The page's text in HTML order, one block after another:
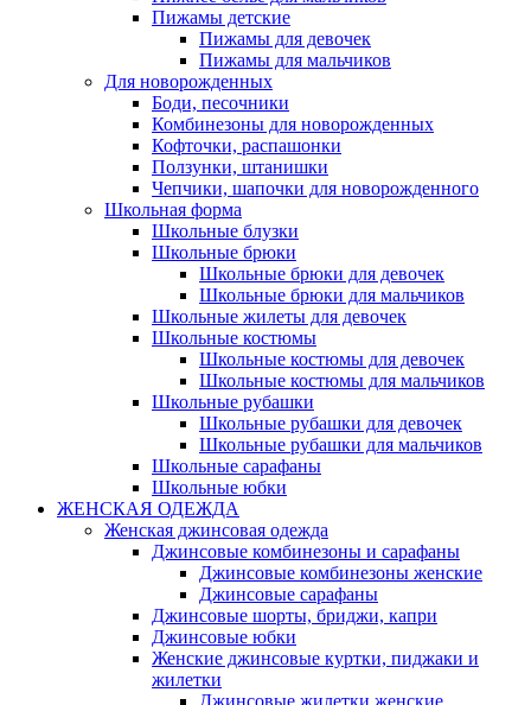
Пижамы детские
Пижамы для девочек
Пижамы для мальчиков
Для новорожденных
Боди, песочники
Комбинезоны для новорожденных
Кофточки, распашонки
Ползунки, штанишки
Чепчики, шапочки для новорожденного
Школьная форма
Школьные блузки
Школьные брюки
Школьные брюки для девочек
Школьные брюки для мальчиков
Школьные жилеты для девочек
Школьные костюмы
Школьные костюмы для девочек
Школьные костюмы для мальчиков
Школьные рубашки
Школьные рубашки для девочек
Школьные рубашки для мальчиков
Школьные сарафаны
Школьные юбки
ЖЕНСКАЯ ОДЕЖДА
Женская джинсовая одежда
Джинсовые комбинезоны и сарафаны
Джинсовые комбинезоны женские
Джинсовые сарафаны
Джинсовые шорты, бриджи, капри
Джинсовые юбки
Женские джинсовые куртки, пиджаки и
жилетки
Джинсовые жилетки женские